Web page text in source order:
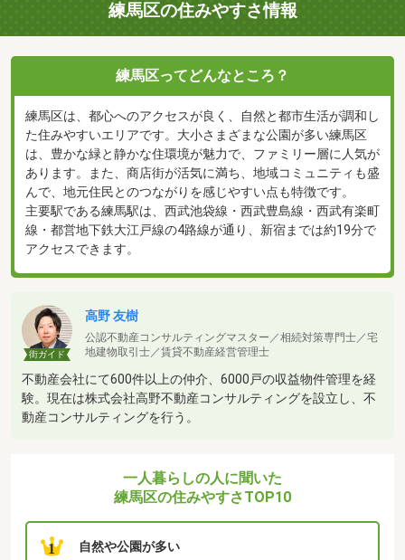
練馬区の住みやすさ情報
練馬区ってどんなところ？
練馬区は、都心へのアクセスが良く、自然と都市生活が調和し
た住みやすいエリアです。大小さまざまな公園が多い練馬区
は、豊かな緑と静かな住環境が魅力で、ファミリー層に人気が
あります。また、商店街が活気に満ち、地域コミュニティも盛
んで、地元住民とのつながりを感じやすい点も特徴です。
主要駅である練馬駅は、西武池袋線・西武豊島線・西武有楽町
線・都営地下鉄大江戸線の4路線が通り、新宿までは約19分で
アクセスできます。
街ガイド
高野 友樹
公認不動産コンサルティングマスター／相続対策専門士／宅
地建物取引士／賃貸不動産経営管理士
不動産会社にて600件以上の仲介、6000戸の収益物件管理を経
験。現在は株式会社高野不動産コンサルティングを設立し、不
動産コンサルティングを行う。
一人暮らしの人に聞いた
練馬区の住みやすさTOP10
1 自然や公園が多い